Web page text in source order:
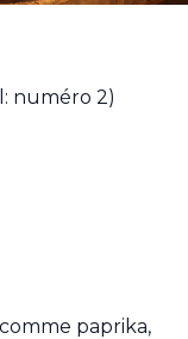
numéro 2)
paprika,